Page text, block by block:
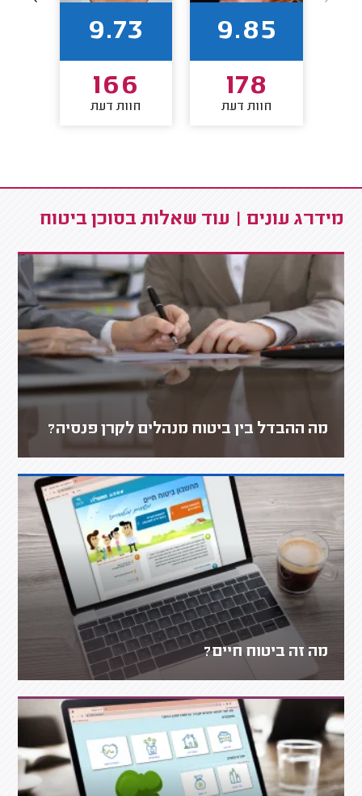
9.85
178
חוות דעת
9.73
166
חוות דעת
מידרג עונים | עוד שאלות בסוכן ביטוח
מה ההבדל בין ביטוח מנהלים לקרן פנסיה?
מה זה ביטוח חיים?